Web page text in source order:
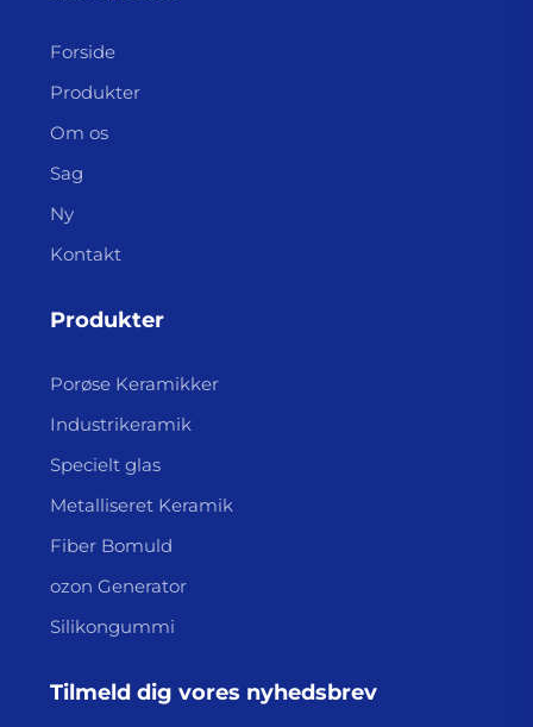
Forside
Produkter
Om os
Sag
Ny
Kontakt
Produkter
Porøse Keramikker
Industrikeramik
Specielt glas
Metalliseret Keramik
Fiber Bomuld
ozon Generator
Silikongummi
Tilmeld dig vores nyhedsbrev